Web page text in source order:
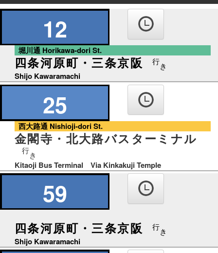
の
12
堀川通 Horikawa-dori St.
四条河原町・三条京阪 行き
Shijo Kawaramachi
25
西大路通 Nishioji-dori St.
金閣寺・北大路バスターミナル
行き
Kitaoji Bus Terminal Via Kinkakuji Temple
59
四条河原町・三条京阪 行き
Shijo Kawaramachi